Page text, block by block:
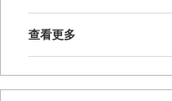
查看更多